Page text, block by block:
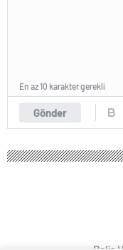
Gönder
En az 10 karakter gerekli